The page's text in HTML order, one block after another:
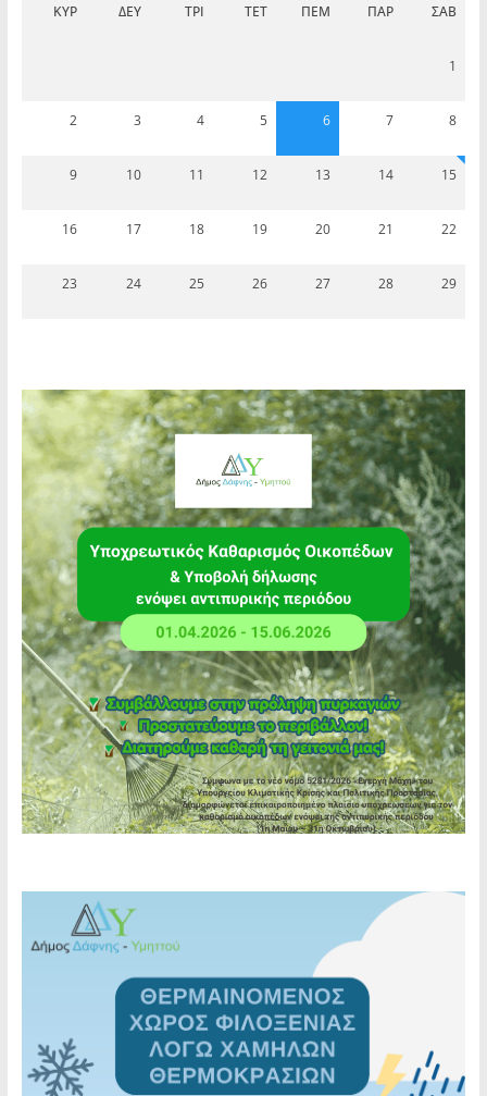
ΚΥΡ ΔΕΥ ΤΡΊ ΤΕΤ ΠΈΜ ΠΑΡ ΣΆΒ
1
2 3 4 5 6 7 8
9 10 11 12 13 14 15
16 17 18 19 20 21 22
23 24 25 26 27 28 29